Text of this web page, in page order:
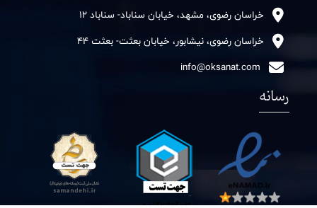
خراسان رضوی، مشهد، خیابان سناباد- سناباد 12
خراسان رضوی، نیشابور، خیابان بعثت- بعثت 44
رسانه